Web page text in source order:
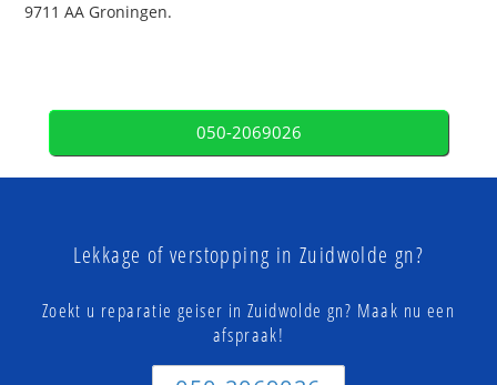
9711 AA Groningen.
050-2069026
Lekkage of verstopping in Zuidwolde gn?
Zoekt u reparatie geiser in Zuidwolde gn? Maak nu een
afspraak!